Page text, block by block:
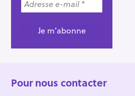
Pour nous contacter